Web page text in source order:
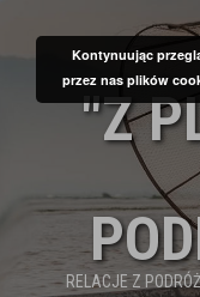
"Z
RELACJE Z
Kontynuując
przez nas plików